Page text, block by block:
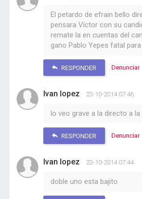
El petardo de efrain bello
pensara Víctor con su
remate la en cuentas del
gano Pablo Yepes fatal
RESPONDER Denunciar
Ivan lopez 23-10-2014 07:46
lo veo grave a la directo a
RESPONDER Denunciar
Ivan lopez 23-10-2014 07:44
doble uno esta bajito